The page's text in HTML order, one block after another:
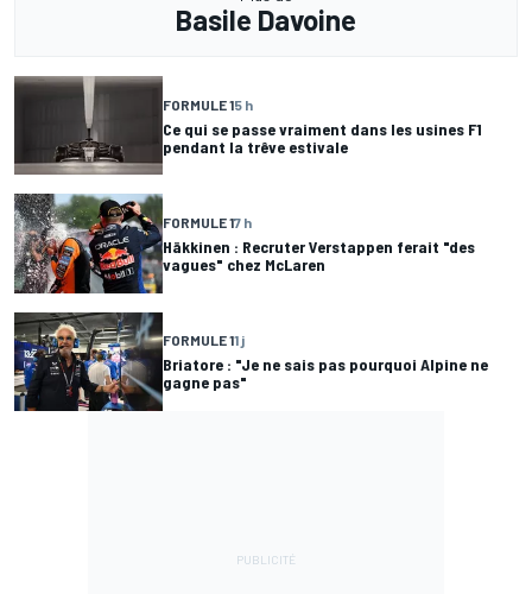
Basile Davoine
FORMULE 15 h
Ce qui se passe vraiment dans les usines F1
pendant la trêve estivale
FORMULE 17 h
Häkkinen : Recruter Verstappen ferait "des
vagues" chez McLaren
FORMULE 11 j
Briatore : "Je ne sais pas pourquoi Alpine ne
gagne pas"